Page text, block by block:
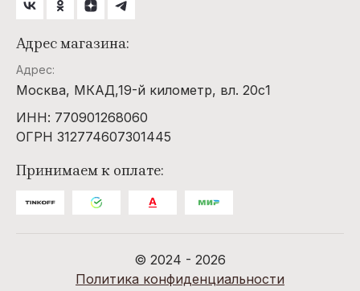
Адрес магазина:
Адрес:
Москва, МКАД,19-й километр, вл. 20с1
ИНН: 770901268060
ОГРН 312774607301445
Принимаем к оплате:
© 2024 - 2026
Политика конфиденциальности